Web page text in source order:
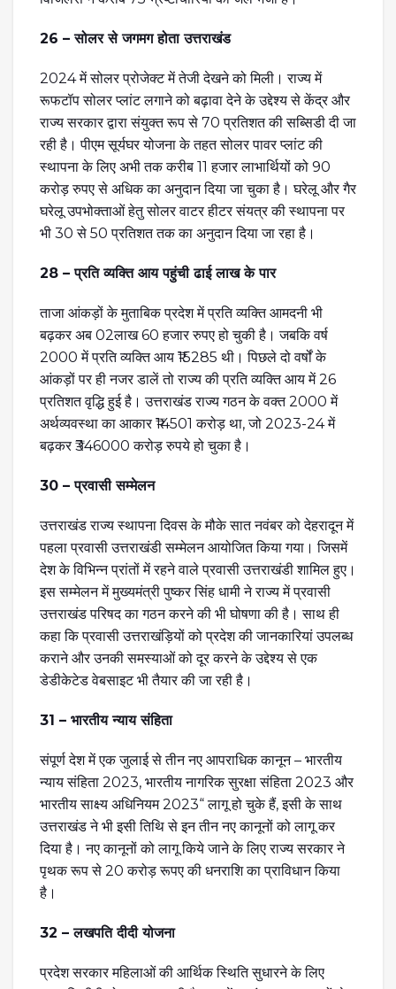
26 – सोलर से जगमग होता उत्तराखंड
2024 में सोलर प्रोजेक्ट में तेजी देखने को मिली। राज्य में
रूफटॉप सोलर प्लांट लगाने को बढ़ावा देने के उद्देश्य से केंद्र और
राज्य सरकार द्वारा संयुक्त रूप से 70 प्रतिशत की सब्सिडी दी जा
रही है। पीएम सूर्यघर योजना के तहत सोलर पावर प्लांट की
स्थापना के लिए अभी तक करीब 11 हजार लाभार्थियों को 90
करोड़ रुपए से अधिक का अनुदान दिया जा चुका है। घरेलू और गैर
घरेलू उपभोक्ताओं हेतु सोलर वाटर हीटर संयत्र की स्थापना पर
भी 30 से 50 प्रतिशत तक का अनुदान दिया जा रहा है।
28 – प्रति व्यक्ति आय पहुंची ढाई लाख के पार
ताजा आंकड़ों के मुताबिक प्रदेश में प्रति व्यक्ति आमदनी भी
बढ़कर अब 02लाख 60 हजार रुपए हो चुकी है। जबकि वर्ष
2000 में प्रति व्यक्ति आय ₹15285 थी। पिछले दो वर्षों के
आंकड़ों पर ही नजर डालें तो राज्य की प्रति व्यक्ति आय में 26
प्रतिशत वृद्धि हुई है। उत्तराखंड राज्य गठन के वक्त 2000 में
अर्थव्यवस्था का आकार ₹14501 करोड़ था, जो 2023-24 में
बढ़कर ₹346000 करोड़ रुपये हो चुका है।
30 – प्रवासी सम्मेलन
उत्तराखंड राज्य स्थापना दिवस के मौके सात नवंबर को देहरादून में
पहला प्रवासी उत्तराखंडी सम्मेलन आयोजित किया गया। जिसमें
देश के विभिन्न प्रांतों में रहने वाले प्रवासी उत्तराखंडी शामिल हुए।
इस सम्मेलन में मुख्यमंत्री पुष्कर सिंह धामी ने राज्य में प्रवासी
उत्तराखंड परिषद का गठन करने की भी घोषणा की है। साथ ही
कहा कि प्रवासी उत्तराखंड़ियों को प्रदेश की जानकारियां उपलब्ध
कराने और उनकी समस्याओं को दूर करने के उद्देश्य से एक
डेडीकेटेड वेबसाइट भी तैयार की जा रही है।
31 – भारतीय न्याय संहिता
संपूर्ण देश में एक जुलाई से तीन नए आपराधिक कानून – भारतीय
न्याय संहिता 2023, भारतीय नागरिक सुरक्षा संहिता 2023 और
भारतीय साक्ष्य अधिनियम 2023“ लागू हो चुके हैं, इसी के साथ
उत्तराखंड ने भी इसी तिथि से इन तीन नए कानूनों को लागू कर
दिया है। नए कानूनों को लागू किये जाने के लिए राज्य सरकार ने
पृथक रूप से 20 करोड़ रूपए की धनराशि का प्राविधान किया
है।
32 – लखपति दीदी योजना
प्रदेश सरकार महिलाओं की आर्थिक स्थिति सुधारने के लिए